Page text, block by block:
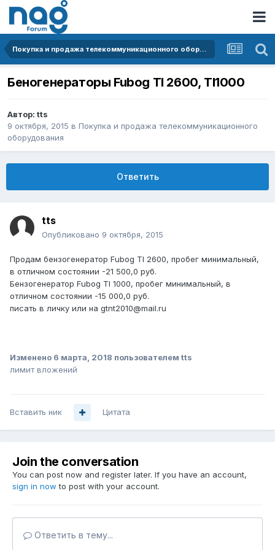
Покупка и продажа телекоммуникационного оборудования
Беногенераторы Fubog TI 2600, TI1000
Автор: tts
9 октября, 2015 в Покупка и продажа телекоммуникационного
оборудования
Ответить
tts
Опубликовано 9 октября, 2015
Продам бензогенератор Fubog TI 2600, пробег минимальный,
в отличном состоянии -21 500,0 руб.
Бензогенератор Fubog TI 1000, пробег минимальный, в
отличном состоянии -15 000,0 руб.
писать в личку или на gtnt2010@mail.ru
Изменено 6 марта, 2018 пользователем tts
лимит вложений
Вставить ник Цитата
Join the conversation
You can post now and register later. If you have an account,
sign in now to post with your account.
Ответить в тему...